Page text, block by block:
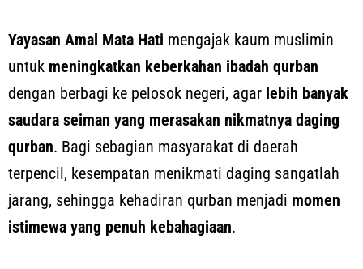
Yayasan Amal Mata Hati mengajak kaum muslimin
untuk meningkatkan keberkahan ibadah qurban
dengan berbagi ke pelosok negeri, agar lebih banyak
saudara seiman yang merasakan nikmatnya daging
qurban. Bagi sebagian masyarakat di daerah
terpencil, kesempatan menikmati daging sangatlah
jarang, sehingga kehadiran qurban menjadi momen
istimewa yang penuh kebahagiaan.